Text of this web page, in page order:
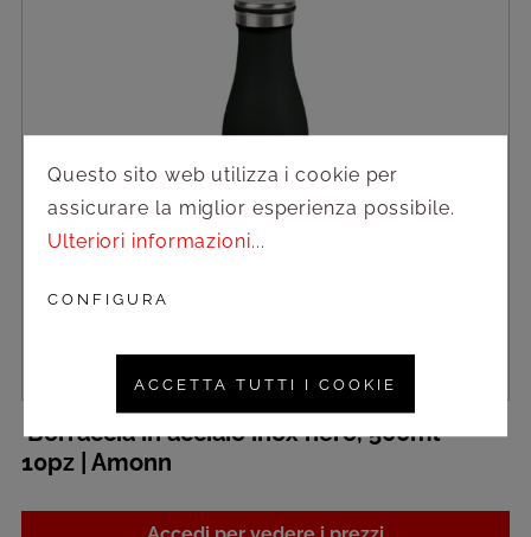
Borraccia in acciaio inox nero, 500ml -
10pz | Amonn
Questo sito web utilizza i cookie per
assicurare la miglior esperienza possibile.
Ulteriori informazioni...
CONFIGURA
ACCETTA TUTTI I COOKIE